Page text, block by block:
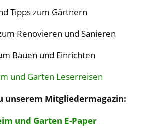
Tipps zum Gärtnern
Renovieren und Sanieren
Bauen und Einrichten
und Garten Leserreisen
unserem Mitgliedermagazin:
und Garten E-Paper